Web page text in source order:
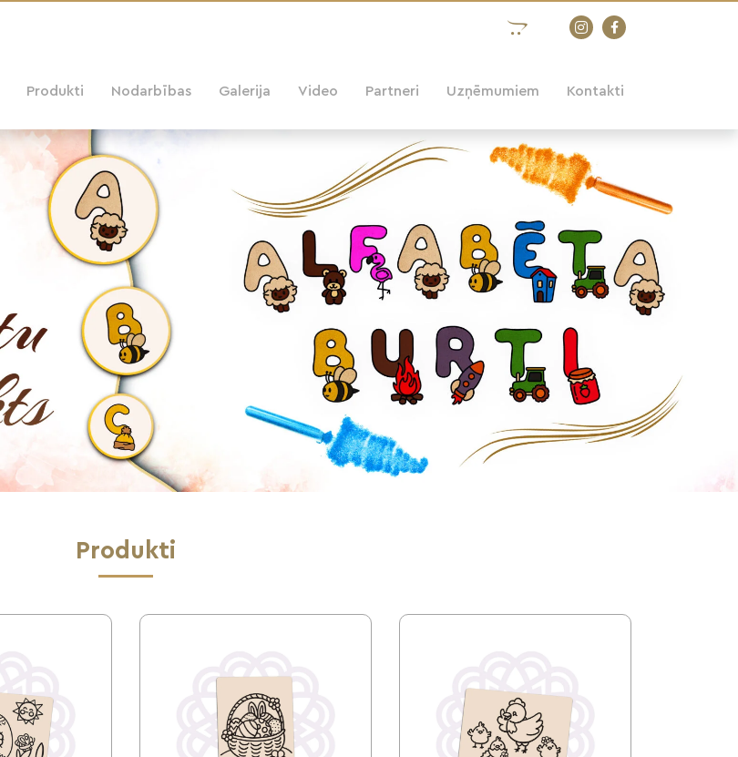
Produkti Nodarbības Galerija Video Partneri Uzņēmumiem Kontakti
Produkti